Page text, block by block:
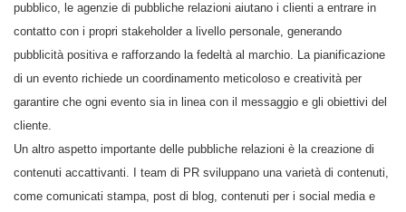
pubblico, le agenzie di pubbliche relazioni aiutano i clienti a entrare in
contatto con i propri stakeholder a livello personale, generando
pubblicità positiva e rafforzando la fedeltà al marchio. La pianificazione
di un evento richiede un coordinamento meticoloso e creatività per
garantire che ogni evento sia in linea con il messaggio e gli obiettivi del
cliente.
Un altro aspetto importante delle pubbliche relazioni è la creazione di
contenuti accattivanti. I team di PR sviluppano una varietà di contenuti,
come comunicati stampa, post di blog, contenuti per i social media e